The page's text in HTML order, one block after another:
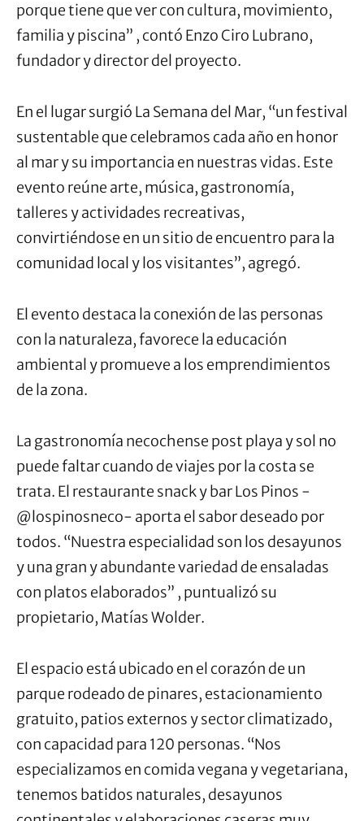
porque tiene que ver con cultura, movimiento,
familia y piscina” , contó Enzo Ciro Lubrano,
fundador y director del proyecto.
En el lugar surgió La Semana del Mar, “un festival
sustentable que celebramos cada año en honor
al mar y su importancia en nuestras vidas. Este
evento reúne arte, música, gastronomía,
talleres y actividades recreativas,
convirtiéndose en un sitio de encuentro para la
comunidad local y los visitantes”, agregó.
El evento destaca la conexión de las personas
con la naturaleza, favorece la educación
ambiental y promueve a los emprendimientos
de la zona.
La gastronomía necochense post playa y sol no
puede faltar cuando de viajes por la costa se
trata. El restaurante snack y bar Los Pinos -
@lospinosneco- aporta el sabor deseado por
todos. “Nuestra especialidad son los desayunos
y una gran y abundante variedad de ensaladas
con platos elaborados” , puntualizó su
propietario, Matías Wolder.
El espacio está ubicado en el corazón de un
parque rodeado de pinares, estacionamiento
gratuito, patios externos y sector climatizado,
con capacidad para 120 personas. “Nos
especializamos en comida vegana y vegetariana,
tenemos batidos naturales, desayunos